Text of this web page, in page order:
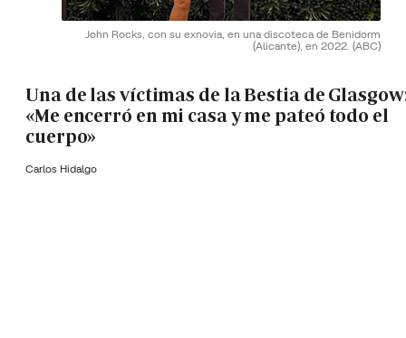
John Rocks, con su exnovia, en una discoteca de Benidorm
(Alicante), en 2022. (ABC)
Una de las víctimas de la Bestia de
«Me encerró en mi casa y me pateó todo el
cuerpo»
Carlos Hidalgo